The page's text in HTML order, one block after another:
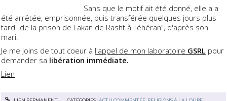
Sans que le motif ait été donné, elle a a
été arrêtée, emprisonnée, puis transférée quelques jours plus
tard "de la prison de Lakan de Rasht à Téhéran", d'après son
mari.
Je me joins de tout coeur à l'appel de mon laboratoire GSRL pour
demander sa libération immédiate.
Lien